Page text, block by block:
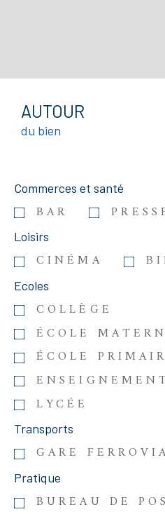
AUTOUR
du bien
Commerces et santé
BAR
Loisirs
CINÉMA
Ecoles
COLLÈGE
ÉCOLE
ÉCOLE
LYCÉE
Transports
GARE
Pratique
BUREAU DE